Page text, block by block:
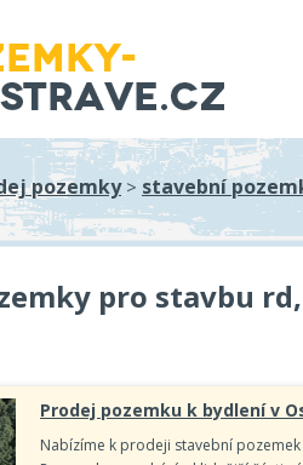
pozemky>stavební
pro stavbu
Prodej pozemku k bydlení v
Nabízíme k prodeji stavební